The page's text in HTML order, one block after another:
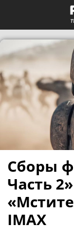
Сборы
Часть
IMAX